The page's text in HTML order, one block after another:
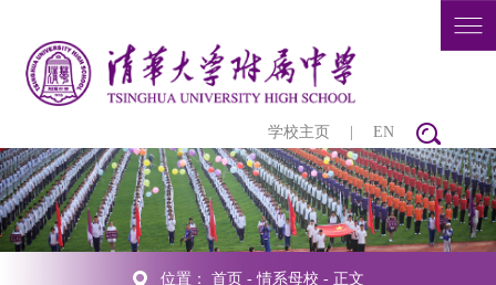
学校主页 EN
位置： 首页-情系母校 - 正文